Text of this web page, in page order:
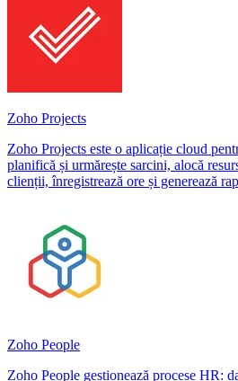
Zoho Projects
Zoho Projects este o aplicație cloud
planifică și urmărește sarcini, alocă
clienții, înregistrează ore și generează
Zoho People
Zoho People gestionează procese HR: